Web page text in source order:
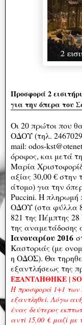
Προσφορά 2
για την όπερα του
Οι 20 πρώτοι που
ΟΔΟΥ (τηλ.
mail: odos-
όροφος, και μετά
Μαρία
αξίας 30,00 € στην
άτομο) για την
Puccini. Η πληρωμή
ΟΔΟΥ (στα φύλλα
821 της Πέμπτης
της αναμετάδοσης
Ιανουαρίου 2016
Καστοριάς (με
η ΟΔΟΣ). Θα
εξαντλήσεως της
ΕΞΑΝΤΛΗΘΗΚΕ |
Η προσφορά 1+1 των
εξαντληθεί. Λόγω
ένας δεύτερος
αντί 15,00 € μαζί με